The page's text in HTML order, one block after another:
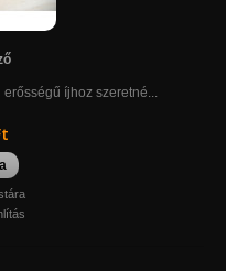
íjhoz szeretné...